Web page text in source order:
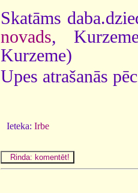
Skatāms
novads,
Kurzeme)
Upes atrašanās
Ieteka: Irbe